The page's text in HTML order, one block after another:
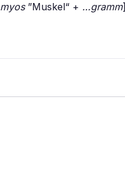
myos”Muskel“ + …gramm]